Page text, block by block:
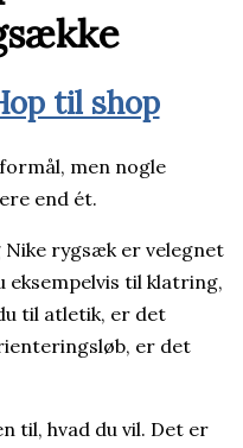
til shop
men nogle
end ét.
Nike rygsæk er velegnet
til klatring,
til atletik, er det
er det
til, hvad du vil. Det er